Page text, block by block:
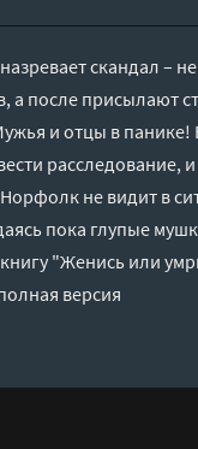
скандал –
а после присылают
и отцы в
расследование,
не видит в
пока глупые
"Женись или
версия